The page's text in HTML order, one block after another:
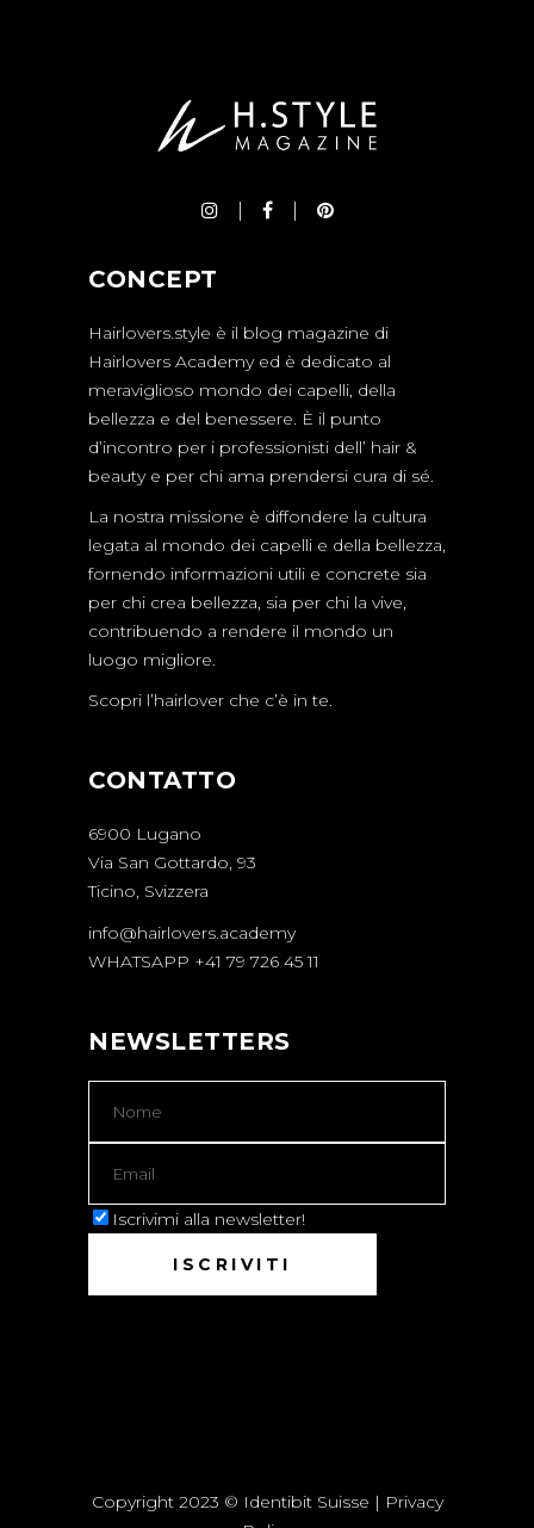
CONCEPT
Hairlovers.style è il blog magazine di
Hairlovers Academy ed è dedicato al
meraviglioso mondo dei capelli, della
bellezza e del benessere. È il punto
d’incontro per i professionisti dell’ hair &
beauty e per chi ama prendersi cura di sé.
La nostra missione è diffondere la cultura
legata al mondo dei capelli e della bellezza,
fornendo informazioni utili e concrete sia
per chi crea bellezza, sia per chi la vive,
contribuendo a rendere il mondo un
luogo migliore.
Scopri l’hairlover che c’è in te.
CONTATTO
6900 Lugano
Via San Gottardo, 93
Ticino, Svizzera
info@hairlovers.academy
WHATSAPP +41 79 726 45 11
NEWSLETTERS
Iscrivimi alla newsletter!
Copyright 2023 © Identibit Suisse | Privacy